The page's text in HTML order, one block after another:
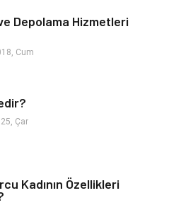
Hobi
Depolama Hizmetleri
Cum
Çar
Kadının Özellikleri